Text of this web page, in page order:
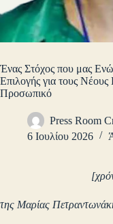
Ένας Στόχος που μας
Επιλογής για τους
Προσωπικό
Press Room
6 Ιουλίου 2026
της Μαρίας